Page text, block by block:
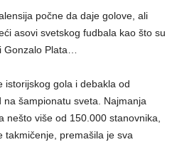
počne da daje golove, ali
asovi svetskog fudbala kao što su
Gonzalo Plata…
istorijskog gola i debakla od
šampionatu sveta. Najmanja
nešto više od 150.000 stanovnika,
takmičenje, premašila je sva